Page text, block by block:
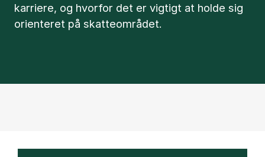
karriere, og hvorfor det er vigtigt at holde sig
orienteret på skatteområdet.